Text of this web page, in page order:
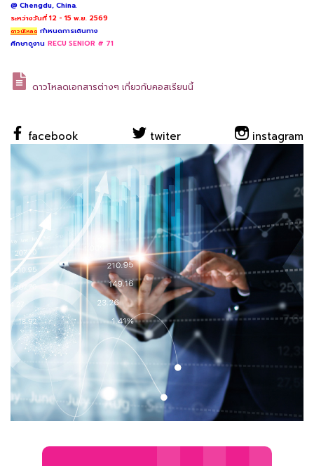
@ Chengdu, China.
ระหว่างวันที่ 12 - 15 พ.ย. 2569
ดาวน์โหลด กำหนดการเดินทาง
ศึกษาดูงาน RECU SENIOR # 71
ดาวโหลดเอกสารต่างๆ เกี่ยวกับคอสเรียนนี้
facebook twiter instagram